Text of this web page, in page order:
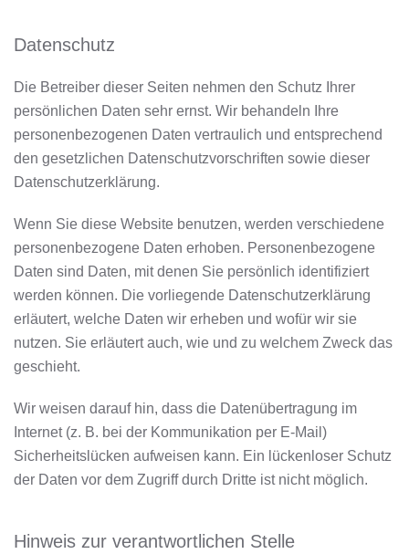
Datenschutz
Die Betreiber dieser Seiten nehmen den Schutz Ihrer
persönlichen Daten sehr ernst. Wir behandeln Ihre
personenbezogenen Daten vertraulich und entsprechend
den gesetzlichen Datenschutzvorschriften sowie dieser
Datenschutzerklärung.
Wenn Sie diese Website benutzen, werden verschiedene
personenbezogene Daten erhoben. Personenbezogene
Daten sind Daten, mit denen Sie persönlich identifiziert
werden können. Die vorliegende Datenschutzerklärung
erläutert, welche Daten wir erheben und wofür wir sie
nutzen. Sie erläutert auch, wie und zu welchem Zweck das
geschieht.
Wir weisen darauf hin, dass die Datenübertragung im
Internet (z. B. bei der Kommunikation per E-Mail)
Sicherheitslücken aufweisen kann. Ein lückenloser Schutz
der Daten vor dem Zugriff durch Dritte ist nicht möglich.
Hinweis zur verantwortlichen Stelle